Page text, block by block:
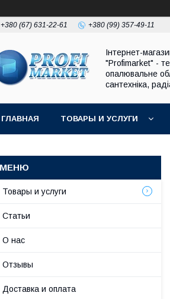
+380 (67) 631-22-61 +380 (99) 357-49-11
Інтернет-
"Profimarket" -
опалювальне
сантехніка,
ГЛАВНАЯ ТОВАРЫ И УСЛУГИ
Товары и услуги
Статьи
О нас
Отзывы
Доставка и оплата